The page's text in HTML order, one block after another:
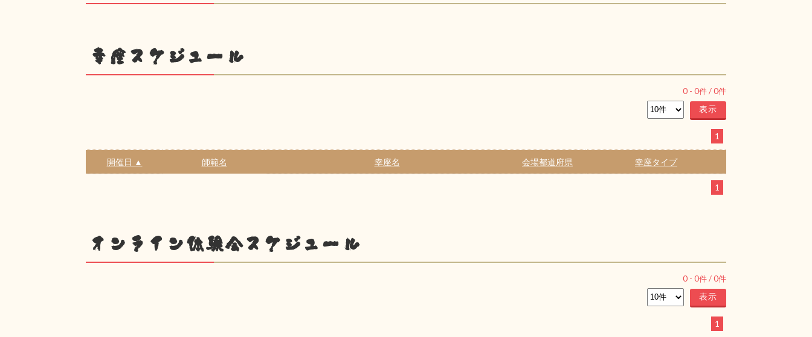
幸座スケジュール
0 - 0件 /0件
1
開催日 ▲ 師範名 幸座名 会場都道府県 幸座タイプ
1
オンライン体験会スケジュール
0 - 0件 /0件
1